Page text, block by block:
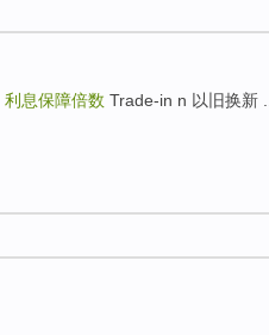
利息保障倍数 Trade-in n 以旧换新 ...